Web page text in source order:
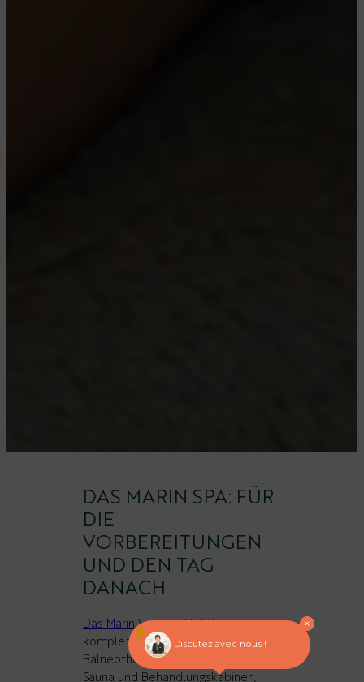
DAS MARIN SPA: FÜR
DIE
VORBEREITUNGEN
UND DEN TAG
DANACH
Das Marin Spa des Hotels
kompletter Wellnessbereich mit
Balneotherapiebecken, Dampfbad,
Sauna und Behandlungskabinen,
Discutez avec nous !